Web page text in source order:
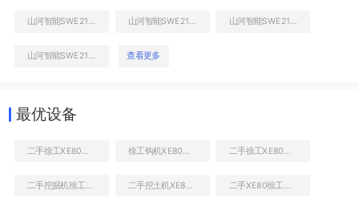
小臂整体左后
查看更多
最优设备